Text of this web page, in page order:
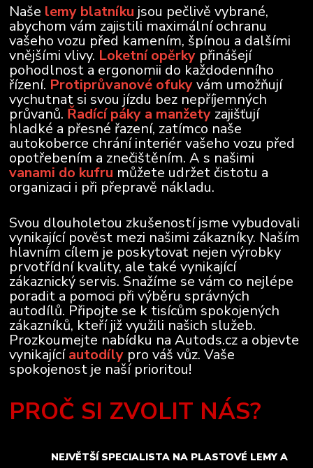
Naše lemy blatníku jsou pečlivě vybrané,
abychom vám zajistili maximální ochranu
vašeho vozu před kamením, špínou a dalšími
vnějšími vlivy. Loketní opěrky přinášejí
pohodlnost a ergonomii do každodenního
řízení. Protiprůvanové ofukyvám umožňují
vychutnat si svou jízdu bez nepříjemných
průvanů. Řadící páky a manžety zajišťují
hladké a přesné řazení, zatímco naše
autokoberce chrání interiér vašeho vozu před
opotřebením a znečištěním. A s našimi
vanami do kufru můžete udržet čistotu a
organizaci i při přepravě nákladu.
Svou dlouholetou zkušeností jsme vybudovali
vynikající pověst mezi našimi zákazníky. Naším
hlavním cílem je poskytovat nejen výrobky
prvotřídní kvality, ale také vynikající
zákaznický servis. Snažíme se vám co nejlépe
poradit a pomoci při výběru správných
autodílů. Připojte se k tisícům spokojených
zákazníků, kteří již využili našich služeb.
Prozkoumejte nabídku na Autods.cz a objevte
vynikajícíautodíly pro váš vůz. Vaše
spokojenost je naší prioritou!
PROČ SI ZVOLIT NÁS?
NEJVĚTŠÍ SPECIALISTA NA PLASTOVÉ LEMY A